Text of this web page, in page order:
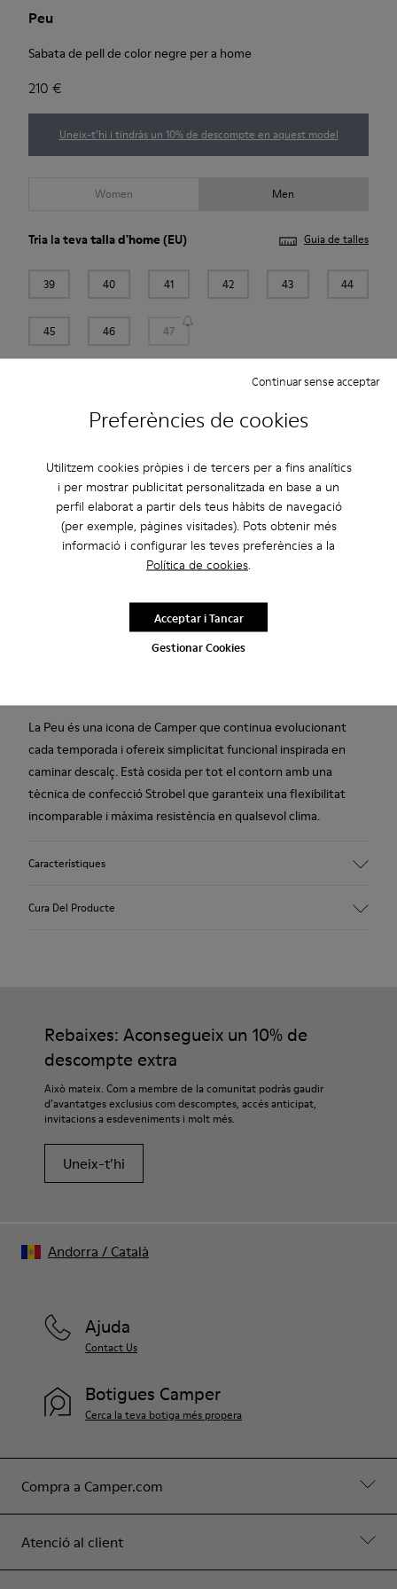
Preferències de cookies
Utilitzem cookies pròpies i de tercers per a fins analítics
i per mostrar publicitat personalitzada en base a un
perfil elaborat a partir dels teus hàbits de navegació
(per exemple, pàgines visitades). Pots obtenir més
informació i configurar les teves preferències a la
Política de cookies.
Gestionar Cookies
Continuar sense acceptar
Acceptar i Tancar
Peu
Sabata de pell de color negre per a home
210 €
Uneix-t’hi i tindràs un 10% de descompte en aquest model
Women Men
Tria la tevatalla d'home (EU) Guia de talles
39 40 41 42 43 44
45 46 47
Sabata d’home de pell vacuna amb adobatge vegetal d’alta
qualitat en negre amb plantilla de poliuretà, cordons elàstics i
sola de poliuretà termoplàstic reciclat (20% reciclat).
Ens dediquem a crear productes resistents i duradors amb el
La Peu és una icona de Camper que continua evolucionant
cada temporada i ofereix simplicitat funcional inspirada en
caminar descalç. Està cosida per tot el contorn amb una
tècnica de confecció Strobel que garanteix una flexibilitat
incomparable i màxima resistència en qualsevol clima.
Característiques
reciclat)
Cordons elàstics
Plantilla de poliuretà
Folre
Cura Del Producte
que durin més.
Si necessites indicacions precises sobre com tenir cura de les
teves sabates, pots visitar la nostraGuia de manteniment de
sabates.
Rebaixes: Aconsegueix un 10% de
descompte extra
Això mateix. Com a membre de la comunitat podràs gaudir
d’avantatges exclusius com descomptes, accés anticipat,
invitacions a esdeveniments i molt més.
Uneix-t’hi
Compra a Camper.com
Atenció al client
Ajuda
Contact Us
Botigues Camper
Cerca la teva botiga més propera
Andorra / Català